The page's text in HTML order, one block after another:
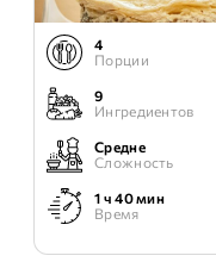
4
Порции
9
Ингредиентов
Средне
Сложность
1 ч 40 мин
Время